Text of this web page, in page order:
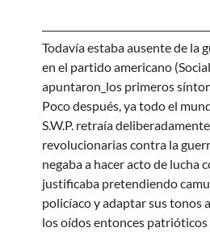
Todavía estaba ausente de la
en el partido americano
apuntaron_los primeros
Poco después, ya todo el
S.W.P. retraía
revolucionarias contra la
negaba a hacer acto de lucha
justificaba pretendiendo
policíaco y adaptar sus tonos
los oídos entonces